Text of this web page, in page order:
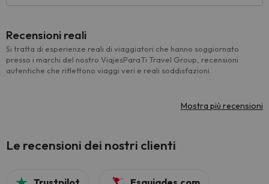
Recensioni reali
Si tratta di esperienze reali di viaggiatori che hanno soggiornato
presso i marchi del nostro ViajesParaTi Travel Group, recensioni
autentiche che riflettono viaggi veri e reali soddisfazioni.
Mostra più recensioni
Le recensioni dei nostri clienti